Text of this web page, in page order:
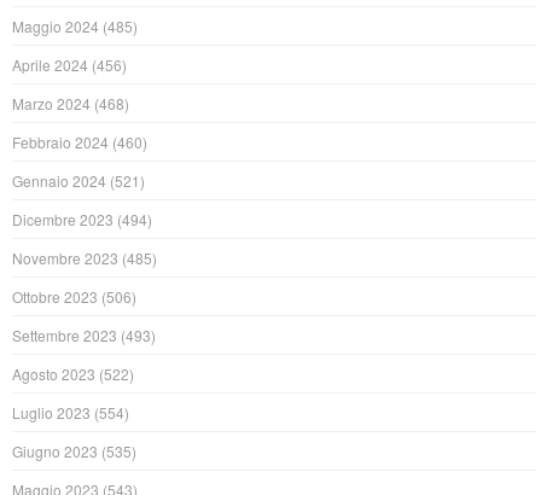
Maggio 2024 (485)
Aprile 2024 (456)
Marzo 2024 (468)
Febbraio 2024 (460)
Gennaio 2024 (521)
Dicembre 2023 (494)
Novembre 2023 (485)
Ottobre 2023 (506)
Settembre 2023 (493)
Agosto 2023 (522)
Luglio 2023 (554)
Giugno 2023 (535)
Maggio 2023 (543)